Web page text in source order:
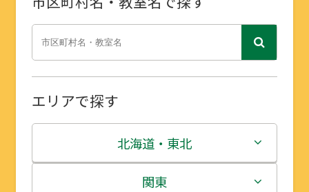
エリアで探す
北海道・東北
北海道
関東